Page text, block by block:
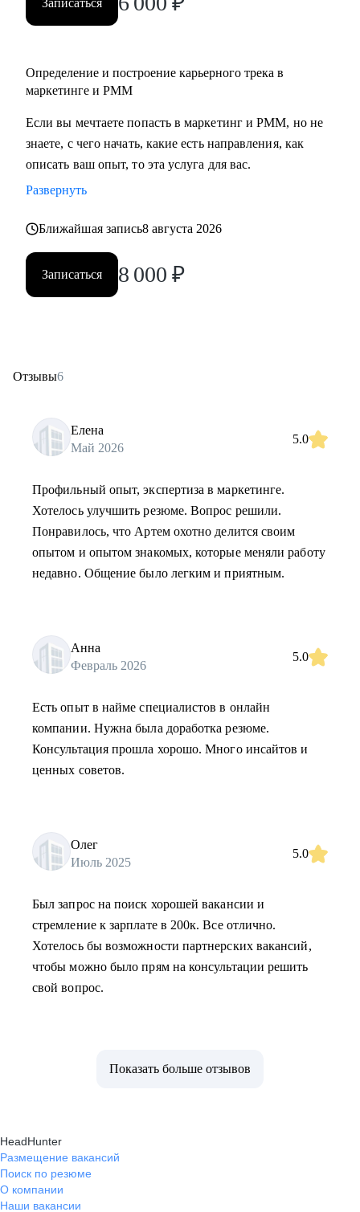
• Middle/senior специалистам в маркетинге и PMM для
• Всем, кто точно понимает, что хочет попасть в Digital-
маркетинг и PMM, но не знает, какие бывают направления,
с чего можно начать, в какую сторону двигаться.
Записаться
Определение и построение карьерного трека в
маркетинге и PMM
Если вы мечтаете попасть в маркетинг и PMM, но не
знаете, с чего начать, какие есть направления, как
описать ваш опыт, то эта услуга для вас.
Развернуть
Ближайшая запись8 августа 2026
Записаться 8 000 ₽
Отзывы6
Елена
Май 2026
5.0
Профильный опыт, экспертиза в маркетинге.
Хотелось улучшить резюме. Вопрос решили.
Понравилось, что Артем охотно делится своим
опытом и опытом знакомых, которые меняли работу
недавно. Общение было легким и приятным.
Анна
Февраль 2026
5.0
Есть опыт в найме специалистов в онлайн
компании. Нужна была доработка резюме.
Консультация прошла хорошо. Много инсайтов и
ценных советов.
Олег
Июль 2025
5.0
Был запрос на поиск хорошей вакансии и
стремление к зарплате в 200к. Все отлично.
Хотелось бы возможности партнерских вакансий,
чтобы можно было прям на консультации решить
свой вопрос.
Показать больше отзывов
HeadHunter
Размещение вакансий
Поиск по резюме
О компании
Наши вакансии